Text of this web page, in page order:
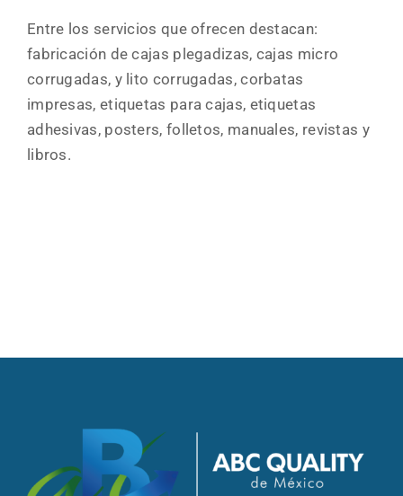
Llámanos
Entre los servicios que ofrecen destacan:
fabricación de cajas plegadizas, cajas micro
corrugadas, y lito corrugadas, corbatas
impresas, etiquetas para cajas, etiquetas
adhesivas, posters, folletos, manuales, revistas y
libros.